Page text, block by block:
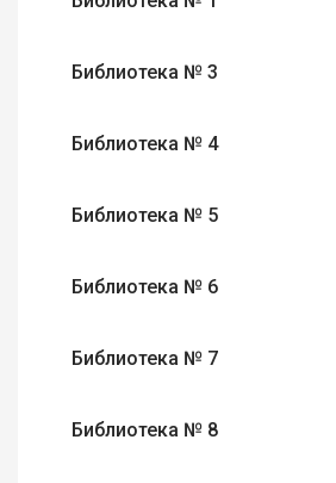
Библиотека № 3
Библиотека № 4
Библиотека № 5
Библиотека № 6
Библиотека № 7
Библиотека № 8